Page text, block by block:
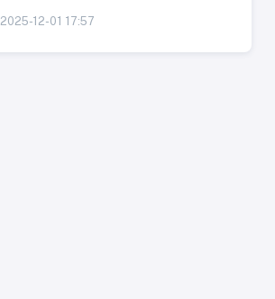
2025-12-01 17:57